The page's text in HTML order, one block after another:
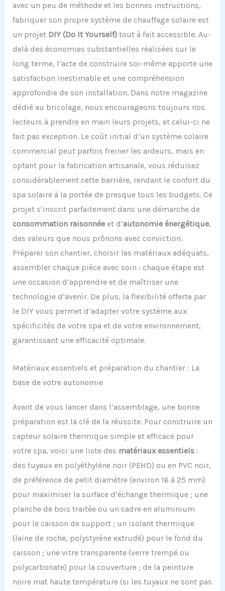
avec un peu de méthode et les bonnes instructions,
fabriquer son propre système de chauffage solaire est
un projet DIY (Do It Yourself)tout à fait accessible. Au-
delà des économies substantielles réalisées sur le
long terme, l’acte de construire soi-même apporte une
satisfaction inestimable et une compréhension
approfondie de son installation. Dans notre magazine
dédié au bricolage, nous encourageons toujours nos
lecteurs à prendre en main leurs projets, et celui-ci ne
fait pas exception. Le coût initial d’un système solaire
commercial peut parfois freiner les ardeurs, mais en
optant pour la fabrication artisanale, vous réduisez
considérablement cette barrière, rendant le confort du
spa solaire à la portée de presque tous les budgets. Ce
projet s’inscrit parfaitement dans une démarche de
consommation raisonnéeet d’autonomie énergétique,
des valeurs que nous prônons avec conviction.
Préparer son chantier, choisir les matériaux adéquats,
assembler chaque pièce avec soin : chaque étape est
une occasion d’apprendre et de maîtriser une
technologie d’avenir. De plus, la flexibilité offerte par
le DIY vous permet d’adapter votre système aux
spécificités de votre spa et de votre environnement,
garantissant une efficacité optimale.
Matériaux essentiels et préparation du chantier : La
base de votre autonomie
Avant de vous lancer dans l’assemblage, une bonne
préparation est la clé de la réussite. Pour construire un
capteur solaire thermique simple et efficace pour
votre spa, voici une liste des matériaux essentiels:
des tuyaux en polyéthylène noir (PEHD) ou en PVC noir,
de préférence de petit diamètre (environ 16 à 25 mm)
pour maximiser la surface d’échange thermique ; une
planche de bois traitée ou un cadre en aluminium
pour le caisson de support ; un isolant thermique
(laine de roche, polystyrène extrudé) pour le fond du
caisson ; une vitre transparente (verre trempé ou
polycarbonate) pour la couverture ; de la peinture
noire mat haute température (si les tuyaux ne sont pas